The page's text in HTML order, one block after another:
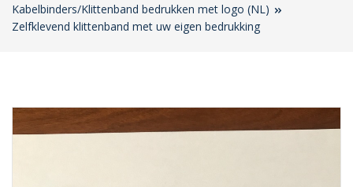
Kabelbinders/Klittenband bedrukken met logo (NL)
Zelfklevend klittenband met uw eigen bedrukking